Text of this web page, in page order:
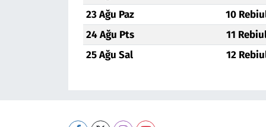
23 Ağu Paz
10
24 Ağu Pts
11
25 Ağu Sal
12